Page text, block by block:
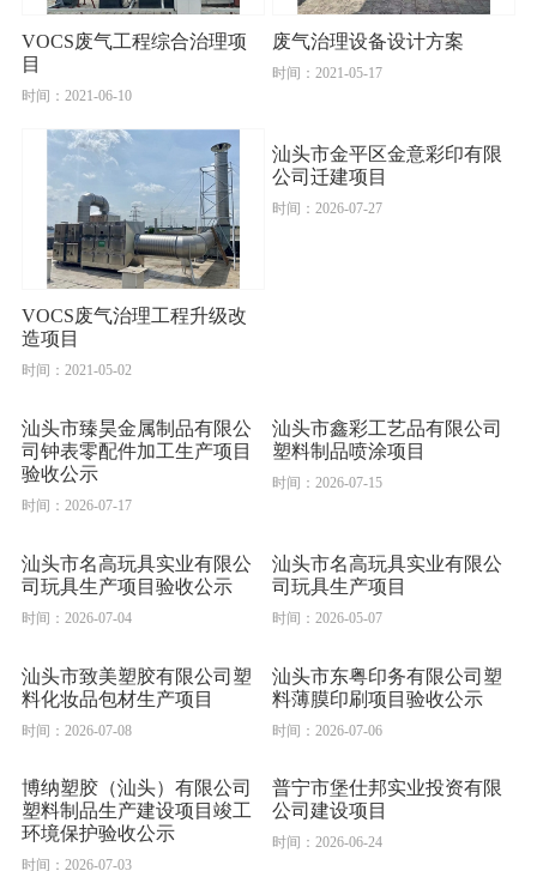
VOCS废气工程综合治理项
目
时间：2021-06-10
废气治理设备设计方案
时间：2021-05-17
VOCS废气治理工程升级改
造项目
时间：2021-05-02
汕头市金平区金意彩印有限
公司迁建项目
时间：2026-07-27
汕头市臻昊金属制品有限公
司钟表零配件加工生产项目
验收公示
时间：2026-07-17
汕头市鑫彩工艺品有限公司
塑料制品喷涂项目
时间：2026-07-15
汕头市名高玩具实业有限公
司玩具生产项目验收公示
时间：2026-07-04
汕头市名高玩具实业有限公
司玩具生产项目
时间：2026-05-07
汕头市致美塑胶有限公司塑
料化妆品包材生产项目
时间：2026-07-08
汕头市东粤印务有限公司塑
料薄膜印刷项目验收公示
时间：2026-07-06
博纳塑胶（汕头）有限公司
塑料制品生产建设项目竣工
环境保护验收公示
时间：2026-07-03
普宁市堡仕邦实业投资有限
公司建设项目
时间：2026-06-24